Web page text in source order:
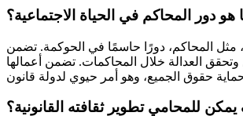
هو دور المحاكم في الحياة الاجتماعية؟
مثل المحاكم، دورًا حاسمًا في الحوكمة. تضمن
وتحقق العدالة خلال المحاكمات. تضمن أعمالها
للمحامي تطوير ثقافته القانونية؟